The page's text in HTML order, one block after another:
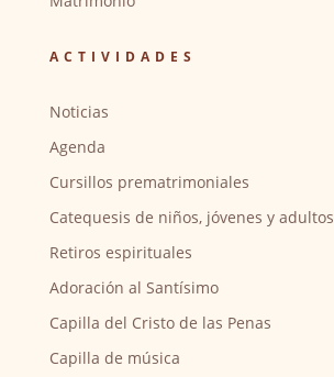
ACTIVIDADES
Noticias
Agenda
Cursillos prematrimoniales
Catequesis de niños, jóvenes y adultos
Retiros espirituales
Adoración al Santísimo
Capilla del Cristo de las Penas
Capilla de música